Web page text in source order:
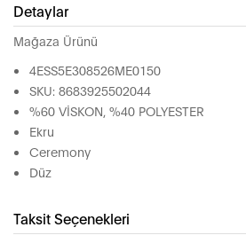
Detaylar
Mağaza Ürünü
4ESS5E308526ME0150
SKU: 8683925502044
%60 VİSKON, %40 POLYESTER
Ekru
Ceremony
Düz
Taksit Seçenekleri